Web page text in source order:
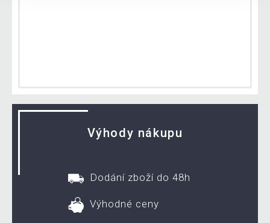
Výhody nákupu
Dodání zboží do 48h
Výhodné ceny